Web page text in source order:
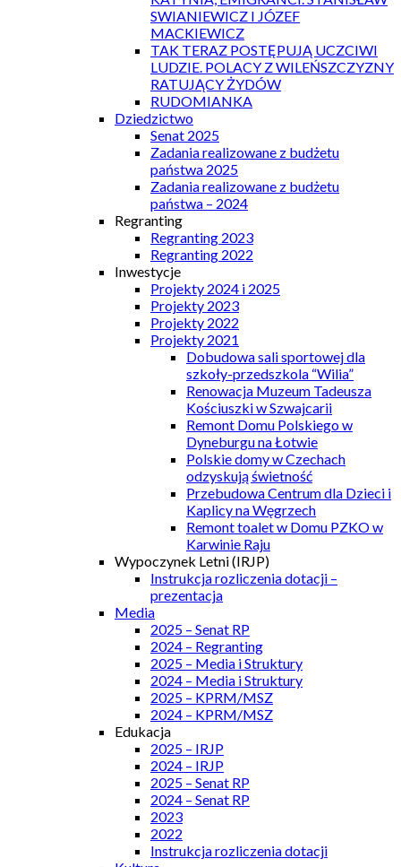
SWIANIEWICZ I JÓZEF
MACKIEWICZ
TAK TERAZ POSTĘPUJĄ UCZCIWI
LUDZIE. POLACY Z WILEŃSZCZYZNY
RATUJĄCY ŻYDÓW
RUDOMIANKA
Dziedzictwo
Senat 2025
Zadania realizowane z budżetu
państwa 2025
Zadania realizowane z budżetu
państwa – 2024
Regranting
Regranting 2023
Regranting 2022
Inwestycje
Projekty 2024 i 2025
Projekty 2023
Projekty 2022
Projekty 2021
Dobudowa sali sportowej dla
szkoły-przedszkola “Wilia”
Renowacja Muzeum Tadeusza
Kościuszki w Szwajcarii
Remont Domu Polskiego w
Dyneburgu na Łotwie
Polskie domy w Czechach
odzyskują świetność
Przebudowa Centrum dla Dzieci i
Kaplicy na Węgrzech
Remont toalet w Domu PZKO w
Karwinie Raju
Wypoczynek Letni (IRJP)
Instrukcja rozliczenia dotacji –
prezentacja
Media
2025 – Senat RP
2024 – Regranting
2025 – Media i Struktury
2024 – Media i Struktury
2025 – KPRM/MSZ
2024 – KPRM/MSZ
Edukacja
2025 – IRJP
2024 – IRJP
2025 – Senat RP
2024 – Senat RP
2023
2022
Instrukcja rozliczenia dotacji